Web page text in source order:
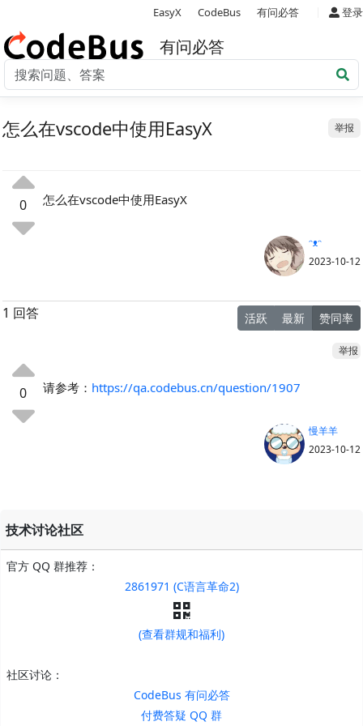
EasyX CodeBus 有问必答 登录
有问必答
举报
怎么在vscode中使用EasyX
0 怎么在vscode中使用EasyX
ᵔᴥᵔ
2023-10-12
1 回答 活跃 最新 赞同率
举报
0 请参考： https://qa.codebus.cn/question/1907
慢羊羊
2023-10-12
技术讨论社区
官方 QQ 群推荐：
2861971 (C语言革命2)
(查看群规和福利)
社区讨论：
CodeBus 有问必答
付费答疑 QQ 群